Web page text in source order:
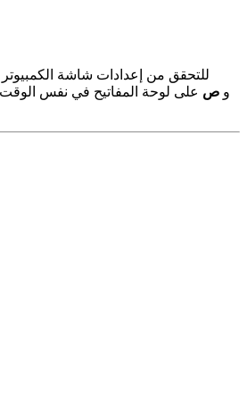
للتحقق من إعدادات شاشة
و ص على لوحة المفاتيح في نفس